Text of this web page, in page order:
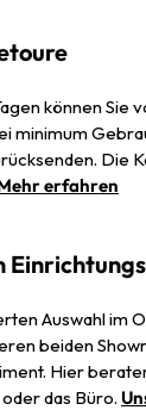
können Sie
minimum
Die
erfahren
Auswahl im
beiden
Hier
das Büro.